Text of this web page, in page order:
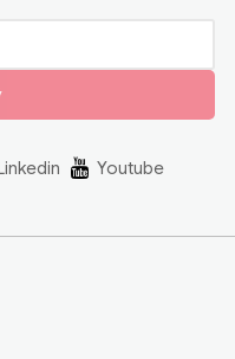
Linkedin Youtube